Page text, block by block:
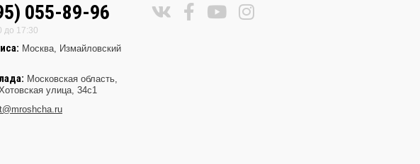
055-89-96
до 17:30
Москва, Измайловский
Московская область,
улица, 34с1